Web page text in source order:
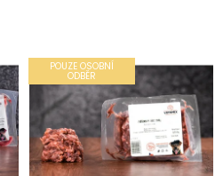
POUZE OSOBNÍ
ODBĚR